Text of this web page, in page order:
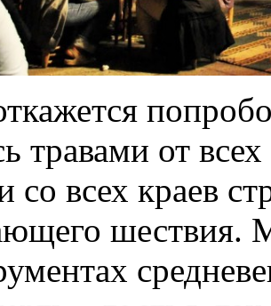
травами от
со всех краев
шествия.